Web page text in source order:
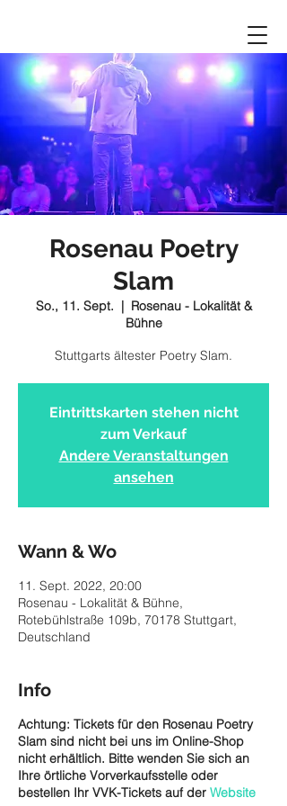
Rosenau Poetry
Slam
So., 11. Sept.
  |
Rosenau - Lokalität &
Bühne
Stuttgarts ältester Poetry Slam.
Eintrittskarten stehen nicht
zum Verkauf
Andere Veranstaltungen
ansehen
Wann & Wo
11. Sept. 2022, 20:00
Rosenau - Lokalität & Bühne,
Rotebühlstraße 109b, 70178 Stuttgart,
Deutschland
Info
Achtung: Tickets für den Rosenau Poetry
Slam sind nicht bei uns im Online-Shop
nicht erhältlich. Bitte wenden Sie sich an
Ihre örtliche Vorverkaufsstelle oder
bestellen Ihr VVK-Tickets auf der Website